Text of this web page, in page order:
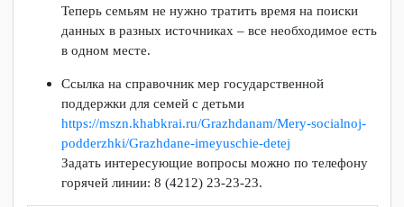
Справочник позволит быстро найти нужную
информацию, разобраться в условиях получения
Теперь семьям не нужно тратить время на поиски
данных в разных источниках – все необходимое есть
в одном месте.
Ссылка на справочник мер государственной
поддержки для семей с детьми